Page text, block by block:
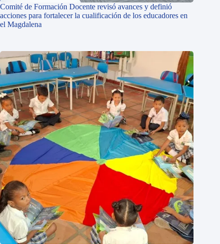
Comité de Formación Docente revisó avances y definió
acciones para fortalecer la cualificación de los educadores en
el Magdalena